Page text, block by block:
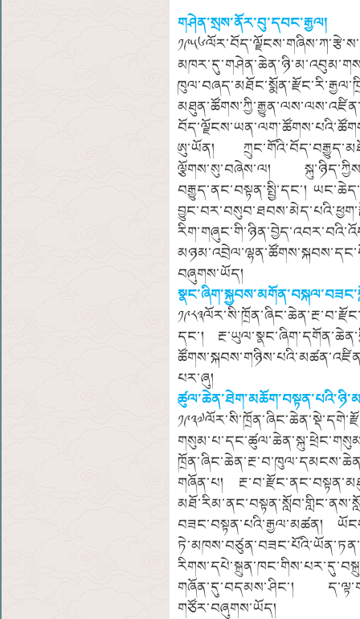
གཤེན་སྲས་ནོར་བུ་དབང་རྒྱལ།
ཨུ་ཡོན།
ལྕོགས་སུ་བཞེས་ལ།
བརྒྱུད་ནང་བསྟན་སྤྱི་དང་།
བཞུགས་ཡོད།
དང་།
པར་ཞུ།
གཞོན་པ།
བཟང་བསྟན་པའི་རྒྱལ་མཚན།
གཞོན་དུ་བདམས་ཤིང་།
གཙོར་བཞུགས་ཡོད།